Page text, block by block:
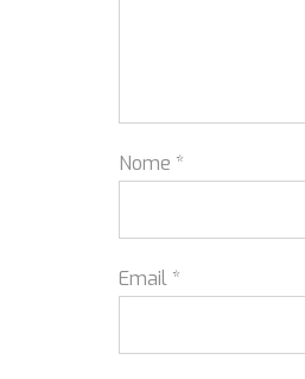
Nome *
Email *